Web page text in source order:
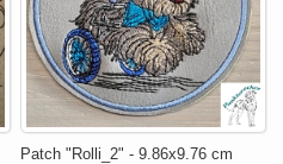
Patch "Rolli_2" - 9.86x9.76 cm